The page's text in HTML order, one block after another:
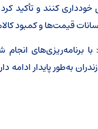
کنند و تأکید
قیمت‌ها و کمبود
برنامه‌ریزی‌های
به‌طور پایدار ادامه